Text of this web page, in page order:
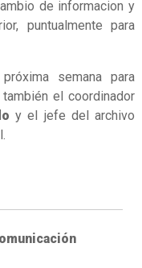
de informacion y
puntualmente para
semana para
el coordinador
y el jefe del archivo